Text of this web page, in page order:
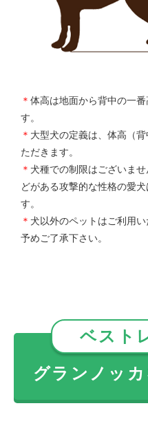
＊ 体高は地面から背中の一
す。
＊ 大型犬の定義は、体高（
ただきます。
＊ 犬種での制限はございま
どがある攻撃的な性格の愛
す。
＊ 犬以外のペットはご利用い
予めご了承下さい。
ベスト
グランノッ